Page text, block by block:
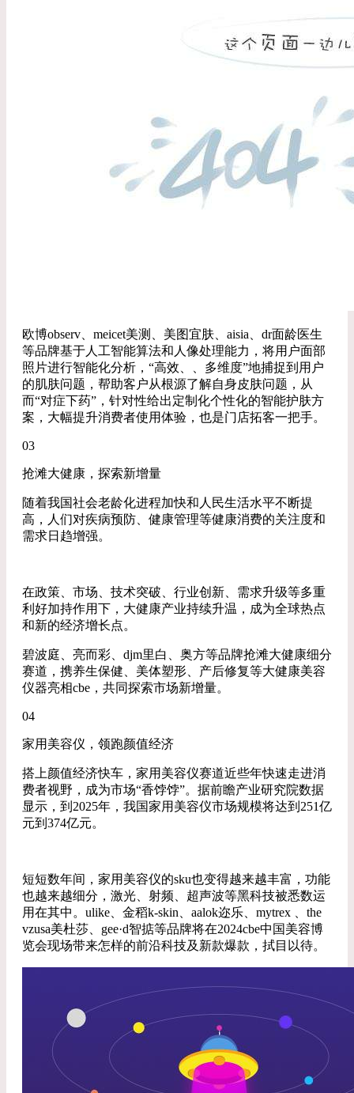
欧博observ、meicet美测、美图宜肤、aisia、dr面龄医生
等品牌基于人工智能算法和人像处理能力，将用户面部
照片进行智能化分析，“高效、、多维度”地捕捉到用户
的肌肤问题，帮助客户从根源了解自身皮肤问题，从
而“对症下药”，针对性给出定制化个性化的智能护肤方
案，大幅提升消费者使用体验，也是门店拓客一把手。
03
抢滩大健康，探索新增量
随着我国社会老龄化进程加快和人民生活水平不断提
高，人们对疾病预防、健康管理等健康消费的关注度和
需求日趋增强。
在政策、市场、技术突破、行业创新、需求升级等多重
利好加持作用下，大健康产业持续升温，成为全球热点
和新的经济增长点。
碧波庭、亮而彩、djm里白、奥方等品牌抢滩大健康细分
赛道，携养生保健、美体塑形、产后修复等大健康美容
仪器亮相cbe，共同探索市场新增量。
04
家用美容仪，领跑颜值经济
搭上颜值经济快车，家用美容仪赛道近些年快速走进消
费者视野，成为市场“香饽饽”。据前瞻产业研究院数据
显示，到2025年，我国家用美容仪市场规模将达到251亿
元到374亿元。
短短数年间，家用美容仪的sku也变得越来越丰富，功能
也越来越细分，激光、射频、超声波等黑科技被悉数运
用在其中。ulike、金稻k-skin、aalok迩乐、mytrex 、the
vzusa美杜莎、gee·d智掂等品牌将在2024cbe中国美容博
览会现场带来怎样的前沿科技及新款爆款，拭目以待。